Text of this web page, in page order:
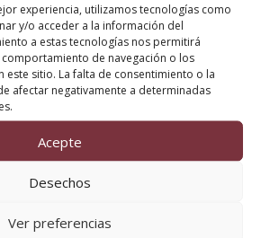
experiencia, utilizamos tecnologías como
y/o acceder a la información del
a estas tecnologías nos permitirá
de navegación o los
este sitio. La falta de consentimiento o la
afectar negativamente a determinadas
Acepte
Desechos
Ver preferencias